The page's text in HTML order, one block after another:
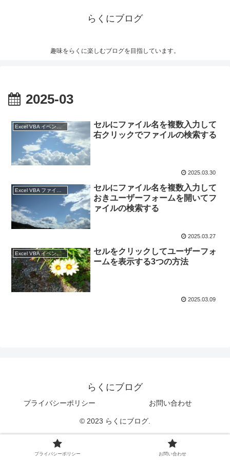
らくにブログ
趣味をらくに楽しむブログを目指しています。
2025-03
Excel VBA イベントプロシージャ
セルにファイル名を複数入力して
右クリックでファイルの検索する
2025.03.30
セルにファイル名を複数入力して
おきユーザーフォームを開いてフ
ァイルの検索する
2025.03.27
Excel VBA イベントプロシージャ
セルをクリックしてユーザーフォ
ームを表示する3つの方法
2025.03.09
らくにブログ
プライバシーポリシー お問い合わせ
© 2023 らくにブログ.
プライバシーポリシー お問い合わせ